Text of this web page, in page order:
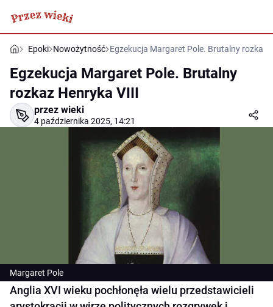
Epoki Nowożytność Egzekucja Margaret Pole. Brutalny rozkaz
Egzekucja Margaret Pole. Brutalny
rozkaz Henryka VIII
przez wieki
4 października 2025, 14:21
Margaret Pole
Anglia XVI wieku pochłonęła wielu przedstawicieli